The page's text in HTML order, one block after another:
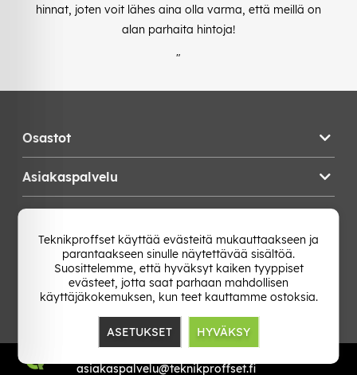
hinnat, joten voit lähes aina olla varma, että meillä on
alan parhaita hintoja!
"
Osastot
Asiakaspalvelu
Vaihda Maa
asiakaspalvelu@teknikproffset.fi
Teknikproffset käyttää evästeitä mukauttaakseen ja
parantaakseen sinulle näytettävää sisältöä.
Suosittelemme, että hyväksyt kaiken tyyppiset
evästeet, jotta saat parhaan mahdollisen
käyttäjäkokemuksen, kun teet kauttamme ostoksia.
ASETUKSET HYVÄKSY